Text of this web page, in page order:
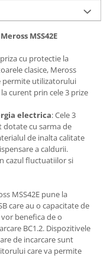
MSS42E
cu protectie la
clasice, Meross
permite utilizatorului
curent prin cele 3 prize
electrica: Cele 3
dotate cu sarma de
de inalta calitate
a caldurii.
cazul fluctuatiilor si
MSS42E pune la
care au o capacitate de
benefica de o
BC1.2. Dispozitivele
de incarcare sunt
care va permite